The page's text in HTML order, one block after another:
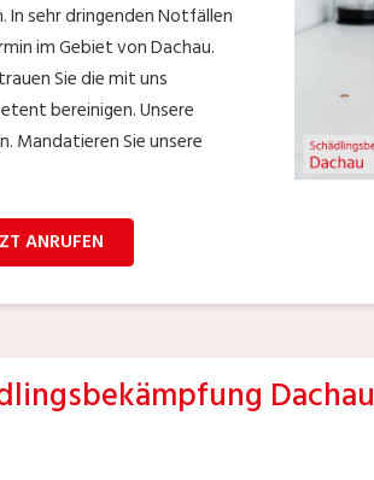
In sehr dringenden Notfällen
im Gebiet von Dachau.
Sie die mit uns
bereinigen. Unsere
Mandatieren Sie unsere
ANRUFEN
Dachau